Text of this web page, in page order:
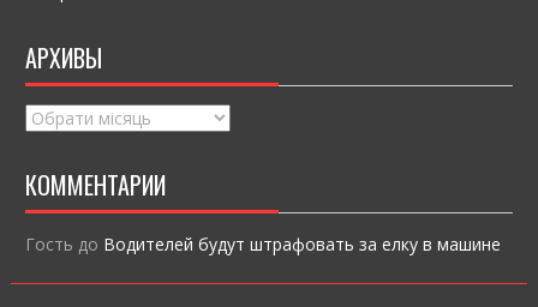
АРХИВЫ
Архивы
КОММЕНТАРИИ
Гость до Водителей будут штрафовать за елку в машине